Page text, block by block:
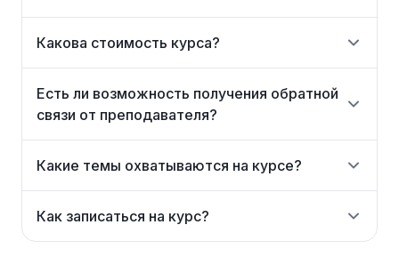
Какова стоимость курса?
Есть ли возможность получения обратной
связи от преподавателя?
Какие темы охватываются на курсе?
Как записаться на курс?